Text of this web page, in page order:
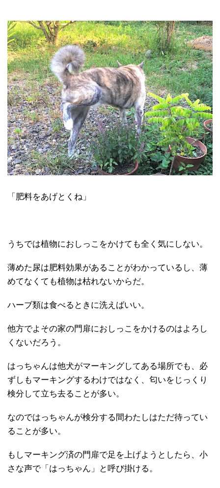
「肥料をあげとくね」
うちでは植物におしっこをかけても全く気にしない。
薄めた尿は肥料効果があることがわかっているし、薄
めてなくても植物は枯れないからだ。
ハーブ類は食べるときに洗えばいい。
他方でよその家の門扉におしっこをかけるのはよろし
くないだろう。
はっちゃんは他犬がマーキングしてある場所でも、必
ずしもマーキングするわけではなく、匂いをじっくり
検分して立ち去ることが多い。
なのではっちゃんが検分する間わたしはただ待ってい
ることが多い。
もしマーキング済の門扉で足を上げようとしたら、小
さな声で「はっちゃん」と呼び掛ける。